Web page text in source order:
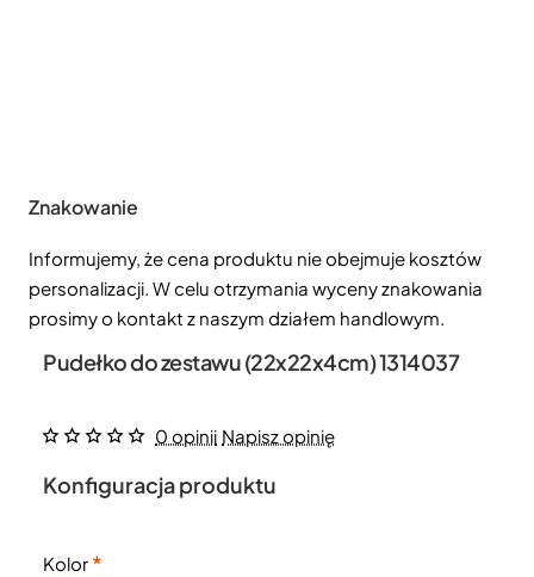
Znakowanie
Informujemy, że cena produktu nie obejmuje kosztów
personalizacji. W celu otrzymania wyceny znakowania
prosimy o kontakt z naszym działem handlowym.
Pudełko do zestawu (22x22x4cm) 1314037
0 opinii Napisz opinię
Konfiguracja produktu
Kolor